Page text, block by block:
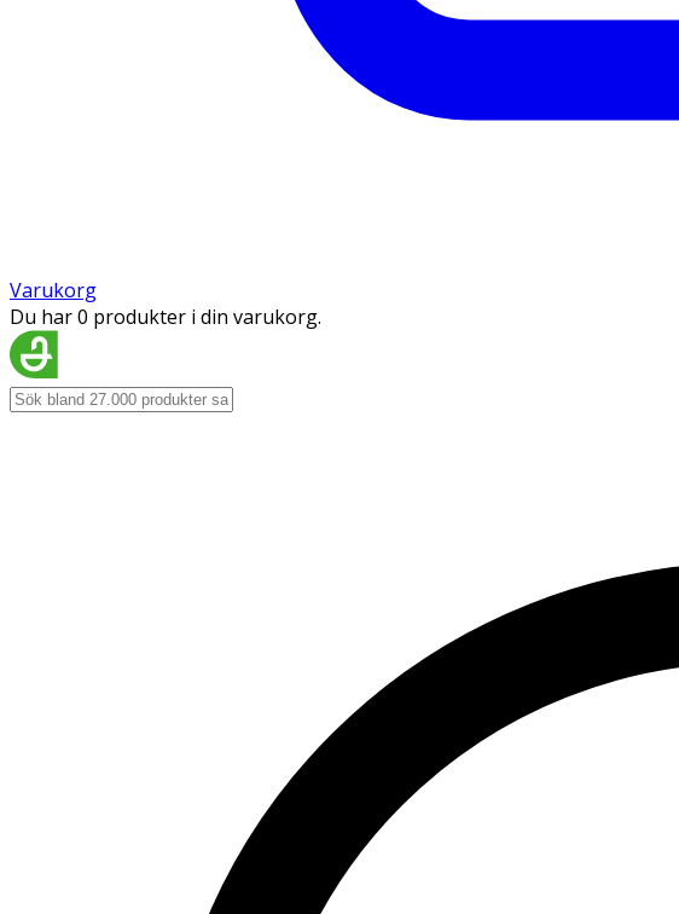
Varukorg
Du har 0 produkter i din varukorg.